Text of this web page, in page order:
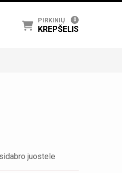
PIRKINIŲ 0
KREPŠELIS
juostele